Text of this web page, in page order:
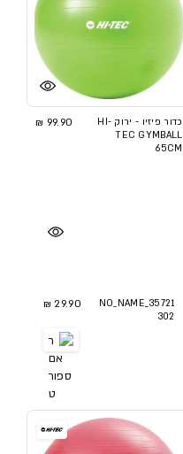
כדור פיזיו - ירוק HI-
TEC GYMBALL
65CM
99.90 ₪
NO_NAME_35721
302
29.90 ₪